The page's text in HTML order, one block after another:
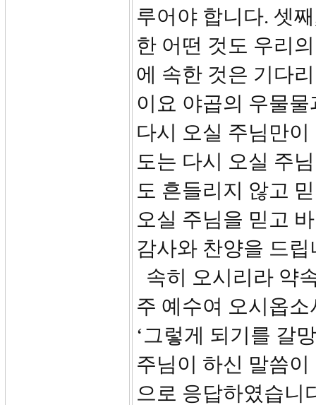
루어야 합니다. 셋
한 어떤 것도 우리
에 속한 것은 기다
이요 야곱의 우물
다시 오실 주님만
도는 다시 오실 주
도 흔들리지 않고
오실 주님을 믿고
감사와 찬양을 드립
속히 오시리라 약
주 예수여 오시옵소
‘그렇게 되기를 갈
주님이 하신 말씀
으로 응답하였습니